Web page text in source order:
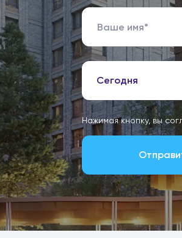
Сегодня
Нажимая кнопку, вы